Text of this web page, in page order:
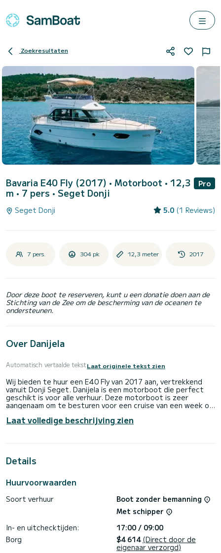
Zoekresultaten
Bavaria E40 Fly (2017) • Motorboot • 12,3
m • 7 pers • Seget Donji
Pro
Seget Donji 5.0 (1 Reviews)
7 pers. 304 pk 12,3 meter 2017
Door deze boot te reserveren, kunt u een donatie doen aan de
Stichting van de Zee om de bescherming van de oceanen te
ondersteunen.
Over Danijela
Automatisch vertaalde tekstLaat originele tekst zien
Wij bieden te huur een E40 Fly van 2017 aan, vertrekkend
vanuit Donji Seget. Danijela is een motorboot die perfect
geschikt is voor alle verhuur. Deze motorboot is zeer
aangenaam om te besturen voor een cruise van een week of
De boot heeft 3 volledig uitgeruste hut(ten) en een
meter is het uw beste bondgenoot om een uitzonderlijke
Donji Seget
Boegschroef, A/C.
Aarzel niet om contact met ons op te nemen voor een
offerte, u wordt geholpen door een SamBoat-expert bij uw
Laat volledige beschrijving zien
Details
Huurvoorwaarden
Soort verhuur
Boot zonder bemanning
Met schipper
In- en uitchecktijden:
17:00 / 09:00
Borg
$4 614 (Direct door de
eigenaar verzorgd)